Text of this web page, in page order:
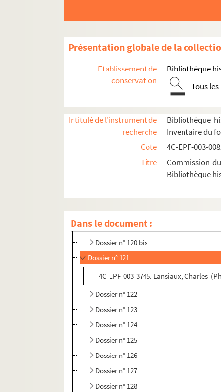
Présentation globale de la
Etablissement de
conservation
Bibliothèque
Tous
Intitulé de l'instrument de
recherche
Bibliothèque
Inventaire du
Cote
4C-EPF-003-
Titre
Commission
Bibliothèque
Dans le document :
Dossier n° 108
Dossier n° 110
Dossier n° 112
Dossier n° 113
Dossier n° 114
Dossier n° 118
Dossier n° 119
Dossier n° 120
Dossier n° 120 bis
Dossier n° 121
4C-EPF-003-3745. Lansiaux, Charles
Dossier n° 122
Dossier n° 123
Dossier n° 124
Dossier n° 125
Dossier n° 126
Dossier n° 127
Dossier n° 128